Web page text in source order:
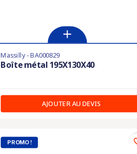
Massilly - BA000829
Boîte métal 195X130X40
AJOUTER AU DEVIS
PROMO !